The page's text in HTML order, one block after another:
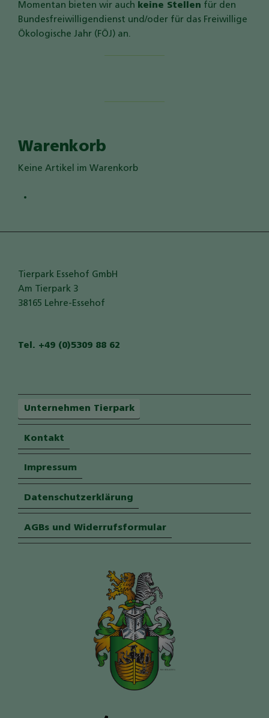
Momentan bieten wir auch keine Stellen für den
Bundesfreiwilligendienst und/oder für das Freiwillige
Ökologische Jahr (FÖJ) an.
Warenkorb
Keine Artikel im Warenkorb
Tierpark Essehof GmbH
Am Tierpark 3
38165 Lehre-Essehof
Tel. +49 (0)5309 88 62
Unternehmen Tierpark
Kontakt
Impressum
Datenschutzerklärung
AGBs und Widerrufsformular